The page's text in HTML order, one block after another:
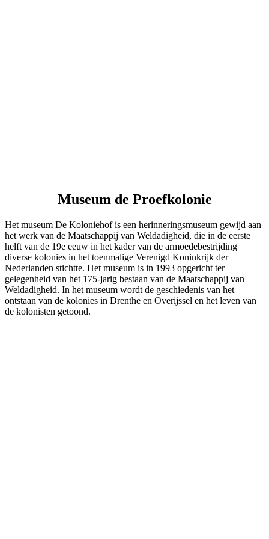
Museum de Proefkolonie
Het museum De Koloniehof is een herinneringsmuseum gewijd aan
het werk van de Maatschappij van Weldadigheid, die in de eerste
helft van de 19e eeuw in het kader van de armoedebestrijding
diverse kolonies in het toenmalige Verenigd Koninkrijk der
Nederlanden stichtte. Het museum is in 1993 opgericht ter
gelegenheid van het 175-jarig bestaan van de Maatschappij van
Weldadigheid. In het museum wordt de geschiedenis van het
ontstaan van de kolonies in Drenthe en Overijssel en het leven van
de kolonisten getoond.